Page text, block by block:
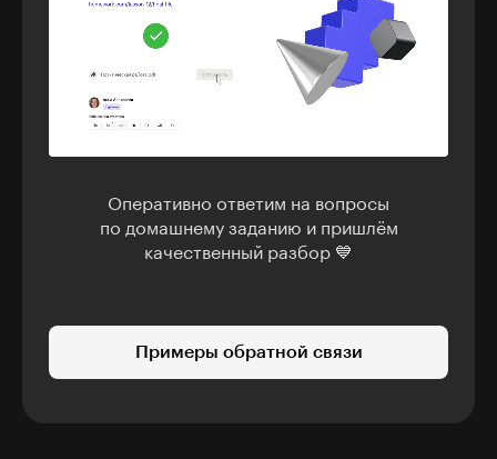
Оперативно ответим на вопросы
по домашнему заданию и пришлём
качественный разбор 💙
Примеры обратной связи